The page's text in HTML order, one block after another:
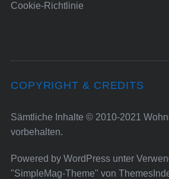
Cookie-Richtlinie
COPYRIGHT & CREDITS
Sämtliche Inhalte © 2010-2021
vorbehalten.
Powered by WordPressunter
"SimpleMag-Theme" von